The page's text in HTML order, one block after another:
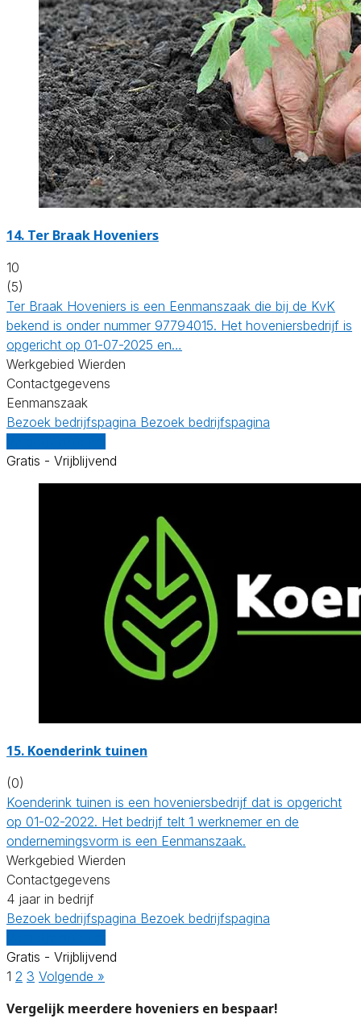
14. Ter Braak Hoveniers
10
(5)
Ter Braak Hoveniers is een Eenmanszaak die bij de KvK
bekend is onder nummer 97794015. Het hoveniersbedrijf is
opgericht op 01-07-2025 en…
Werkgebied Wierden
Contactgegevens
Eenmanszaak
Bezoek bedrijfspagina Bezoek bedrijfspagina
Gratis - Vrijblijvend
15. Koenderink tuinen
(0)
Koenderink tuinen is een hoveniersbedrijf dat is opgericht
op 01-02-2022. Het bedrijf telt 1 werknemer en de
ondernemingsvorm is een Eenmanszaak.
Werkgebied Wierden
Contactgegevens
4 jaar in bedrijf
Bezoek bedrijfspagina Bezoek bedrijfspagina
Gratis - Vrijblijvend
1 2 3 Volgende »
Vergelijk meerdere hoveniers en bespaar!